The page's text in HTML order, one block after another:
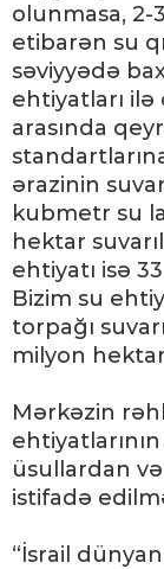
olunmasa, 2-
etibarən su
səviyyədə
ehtiyatları ilə
arasında
ərazinin
kubmetr su
hektar
ehtiyatı isə
Bizim su
torpağı
milyon
Mərkəzin
üsullardan
istifadə
“İsrail